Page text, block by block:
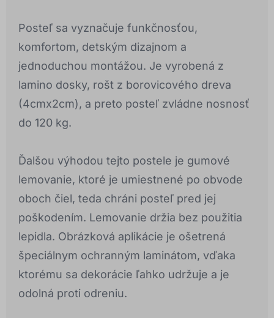
Posteľ sa vyznačuje funkčnosťou,
komfortom, detským dizajnom a
jednoduchou montážou. Je vyrobená z
lamino dosky, rošt z borovicového dreva
(4cmx2cm), a preto posteľ zvládne nosnosť
do 120 kg.
Ďalšou výhodou tejto postele je gumové
lemovanie, ktoré je umiestnené po obvode
oboch čiel, teda chráni posteľ pred jej
poškodením. Lemovanie držia bez použitia
lepidla. Obrázková aplikácie je ošetrená
špeciálnym ochranným laminátom, vďaka
ktorému sa dekorácie ľahko udržuje a je
odolná proti odreniu.